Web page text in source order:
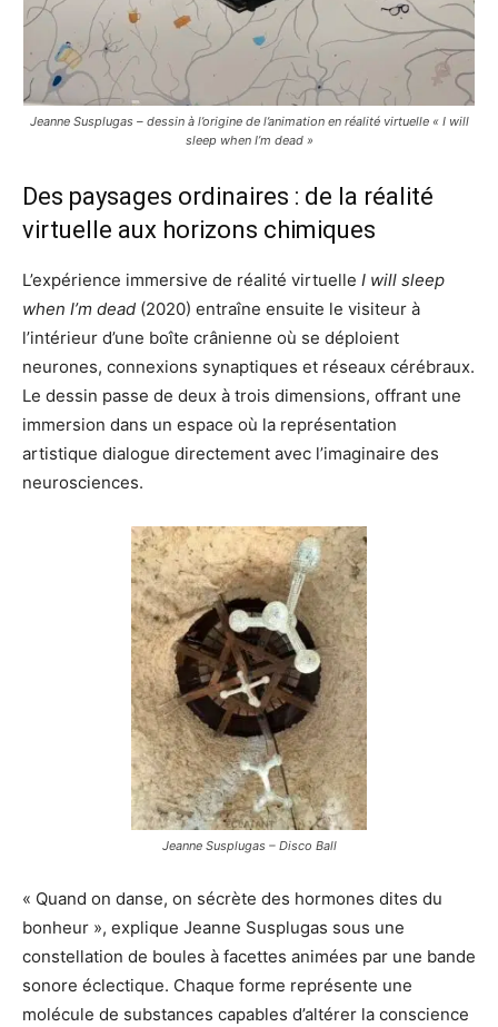
Jeanne Susplugas – dessin à l’origine de l’animation en réalité virtuelle « I will
sleep when I’m dead »
Des paysages ordinaires : de la réalité
virtuelle aux horizons chimiques
L’expérience immersive de réalité virtuelle I will sleep
when I’m dead (2020) entraîne ensuite le visiteur à
l’intérieur d’une boîte crânienne où se déploient
neurones, connexions synaptiques et réseaux cérébraux.
Le dessin passe de deux à trois dimensions, offrant une
immersion dans un espace où la représentation
artistique dialogue directement avec l’imaginaire des
neurosciences.
Jeanne Susplugas – Disco Ball
« Quand on danse, on sécrète des hormones dites du
bonheur », explique Jeanne Susplugas sous une
constellation de boules à facettes animées par une bande
sonore éclectique. Chaque forme représente une
molécule de substances capables d’altérer la conscience